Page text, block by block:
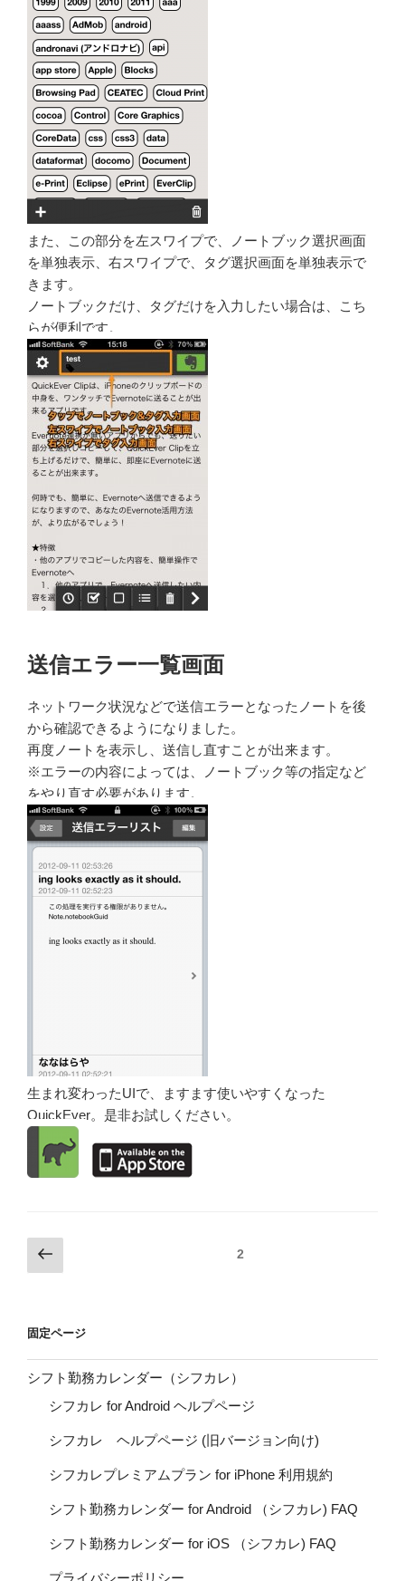
また、この部分を左スワイプで、ノートブック選択画面
を単独表示、右スワイプで、タグ選択画面を単独表示で
きます。
ノートブックだけ、タグだけを入力したい場合は、こち
らが便利です。
送信エラー一覧画面
ネットワーク状況などで送信エラーとなったノートを後
から確認できるようになりました。
再度ノートを表示し、送信し直すことが出来ます。
※エラーの内容によっては、ノートブック等の指定など
をやり直す必要があります。
生まれ変わったUIで、ますます使いやすくなった
QuickEver。是非お試しください。
投
稿
ビ
ー
前
の
ジ
ページ2
固定ページ
シフト勤務カレンダー（シフカレ）
シフカレ for Android ヘルプページ
シフカレ ヘルプページ (旧バージョン向け)
シフカレプレミアムプラン for iPhone 利用規約
シフト勤務カレンダー for Android （シフカレ) FAQ
シフト勤務カレンダー for iOS （シフカレ) FAQ